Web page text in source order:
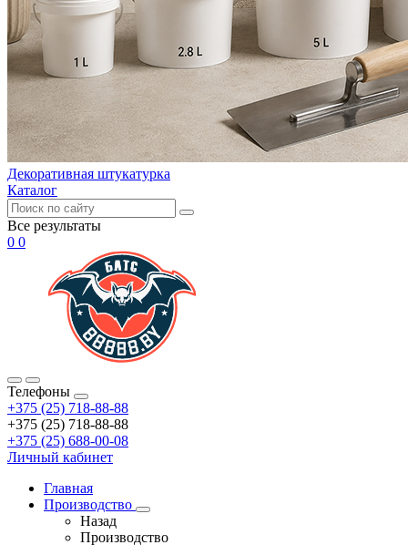
Декоративная штукатурка
Каталог
Все результаты
0 0
Телефоны
+375 (25) 718-88-88
+375 (25) 718-88-88
+375 (25) 688-00-08
Личный кабинет
Главная
Производство
Назад
Производство